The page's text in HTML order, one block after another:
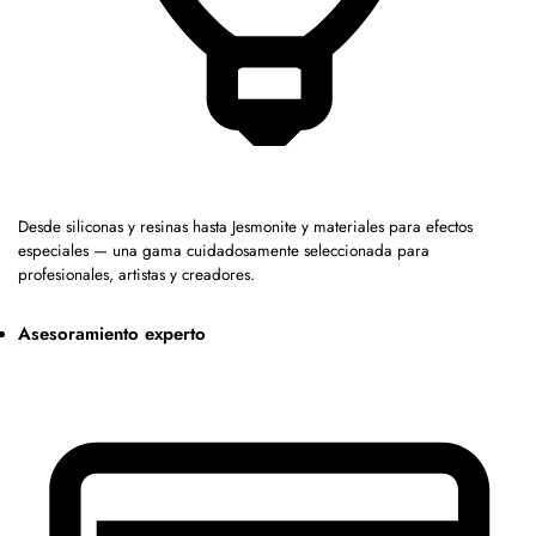
Desde siliconas y resinas hasta Jesmonite y materiales para efectos
especiales — una gama cuidadosamente seleccionada para
profesionales, artistas y creadores.
Asesoramiento experto